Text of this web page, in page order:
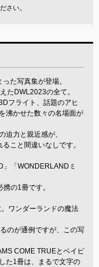
さい。
た写真集が登場。
たDWL2023の全て。
フライト、話題のアヒ
沸かせた数々の名場面が
迫力と親近感が、
こと間違いなしです。
「WONDERLANDミ
の1冊です。
ワンダーランドの魔法
のが通例ですが、この写
COME TRUEとベイビ
た1冊は、まるで文字の